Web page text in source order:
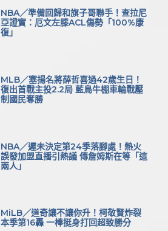
NBA／準備回歸和旗子哥聯手！查拉尼
亞證實：厄文左膝ACL傷勢「100%康
復」
MLB／塞揚名將薛哲喜過42歲生日！
復出首戰主投2.2局 藍鳥牛棚車輪戰壓
制國民奪勝
NBA／遲未決定第24季落腳處！熱火
誤發加盟直播引熱議 傳詹姆斯在等「這
兩人」
MiLB／道奇讓不讓你升！柯敬賢炸裂
本季第16轟 一棒挺身打回超致勝分